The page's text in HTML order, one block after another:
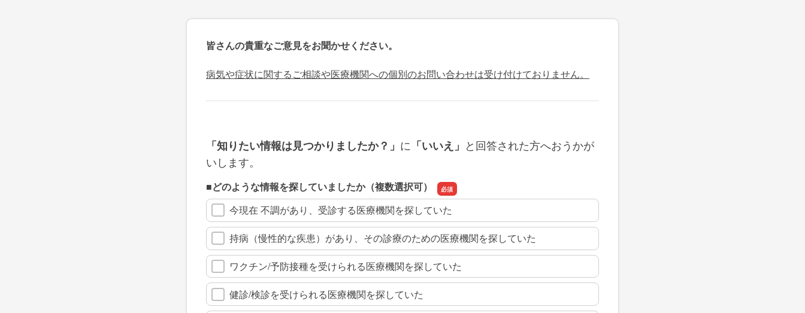
皆さんの貴重なご意見をお聞かせください。
病気や症状に関するご相談や医療機関への個別のお問い合わせは受け付けておりません。
「知りたい情報は見つかりましたか？」 に 「いいえ」 と回答された方へおうかが
いします。
■どのような情報を探していましたか（複数選択可）
今現在 不調があり、受診する医療機関を探していた
持病（慢性的な疾患）があり、その診療のための医療機関を探していた
ワクチン/予防接種を受けられる医療機関を探していた
健診/検診を受けられる医療機関を探していた